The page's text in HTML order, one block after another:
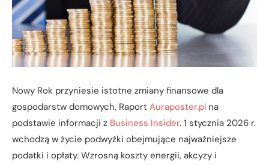
Nowy Rok przyniesie istotne zmiany finansowe dla
gospodarstw domowych, Raport Auraposter.pl na
podstawie informacji z Business Insider. 1 stycznia 2026 r.
wchodzą w życie podwyżki obejmujące najważniejsze
podatki i opłaty. Wzrosną koszty energii, akcyzy i